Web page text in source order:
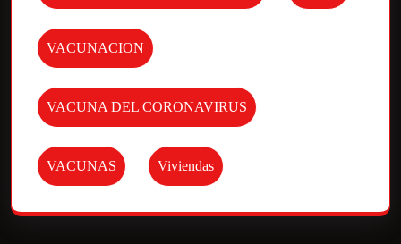
VACUNACION
VACUNA DEL CORONAVIRUS
VACUNAS Viviendas